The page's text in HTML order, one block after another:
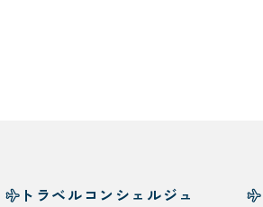
トラベルコンシェルジュ